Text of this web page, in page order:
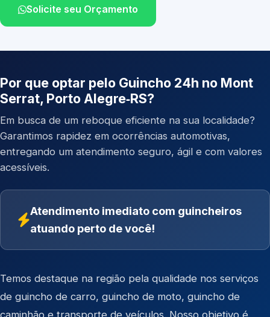
Solicite seu Orçamento
Por que optar pelo Guincho 24h no Mont
Serrat, Porto Alegre‑RS?
Em busca de um reboque eficiente na sua localidade?
Garantimos rapidez em ocorrências automotivas,
entregando um atendimento seguro, ágil e com valores
acessíveis.
Atendimento imediato com guincheiros
atuando perto de você!
Temos destaque na região pela qualidade nos serviços
de guincho de carro, guincho de moto, guincho de
caminhão e transporte de veículos . Nosso objetivo é